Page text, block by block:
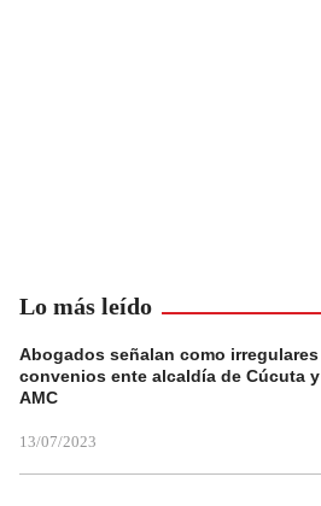
Lo más leído
Abogados señalan como irregulares
convenios ente alcaldía de Cúcuta y
AMC
13/07/2023